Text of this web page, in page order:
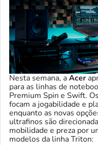
Nesta semana, aAcer
para as linhas de
Premium Spin e Swift.
focam a jogabilidade e
enquanto as novas
ultrafinos são
mobilidade e preza por
modelos da linha Triton: